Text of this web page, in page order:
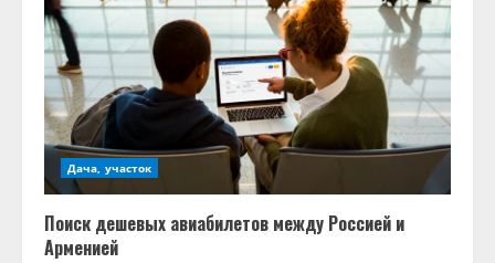
е
н
и
е Дача, участок
Поиск дешевых авиабилетов между Россией и
Арменией